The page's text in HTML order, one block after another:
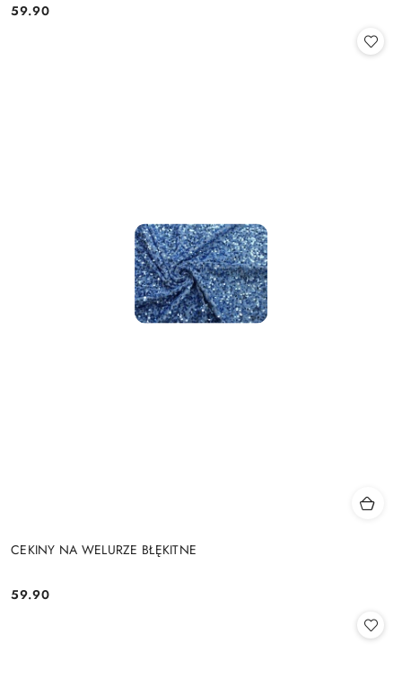
Cena:
59.90
CEKINY NA WELURZE BŁĘKITNE
Cena:
59.90